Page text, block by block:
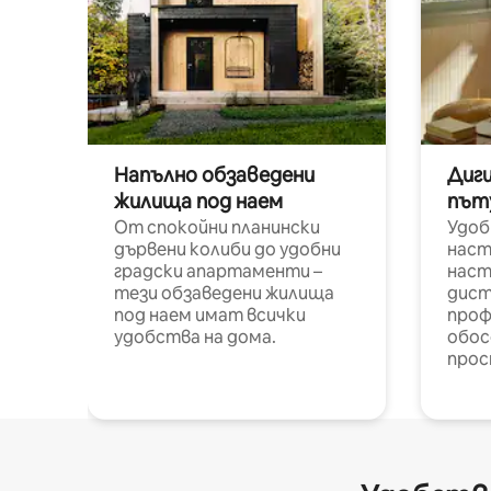
Напълно обзаведени
жилища под наем
От спокойни планински
дървени колиби до удобни
градски апартаменти –
тези обзаведени жилища
под наем имат всички
удобства на дома.